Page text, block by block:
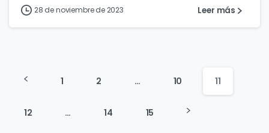
28 de noviembre de 2023 Leer más
1 2 … 10 11
12 … 14 15